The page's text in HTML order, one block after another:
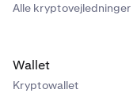
Alle kryptovejledninger
Wallet
Kryptowallet